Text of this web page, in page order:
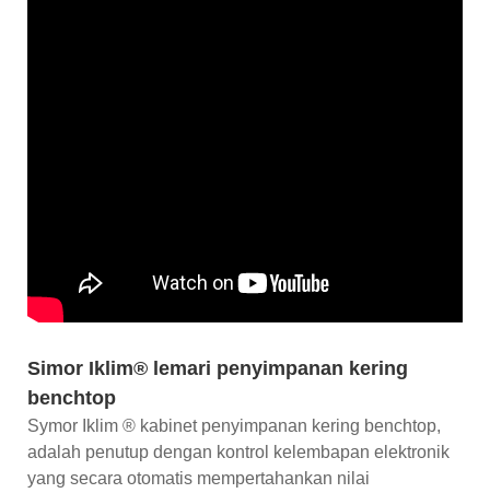
Simor Iklim® lemari penyimpanan kering
benchtop
Symor Iklim ® kabinet penyimpanan kering benchtop,
adalah penutup dengan kontrol kelembapan elektronik
yang secara otomatis mempertahankan nilai